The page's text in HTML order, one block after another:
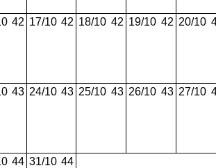
42 17/10 42 18/10 42 19/10 42 20/10
43 24/10 43 25/10 43 26/10 43 27/10
44 31/10 44